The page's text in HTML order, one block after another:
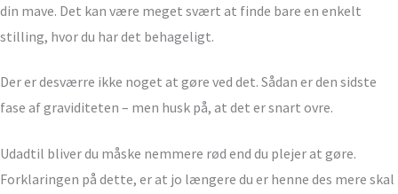
din mave. Det kan være meget svært at finde bare en enkelt
stilling, hvor du har det behageligt.
Der er desværre ikke noget at gøre ved det. Sådan er den sidste
fase af graviditeten – men husk på, at det er snart ovre.
Udadtil bliver du måske nemmere rød end du plejer at gøre.
Forklaringen på dette, er at jo længere du er henne des mere skal